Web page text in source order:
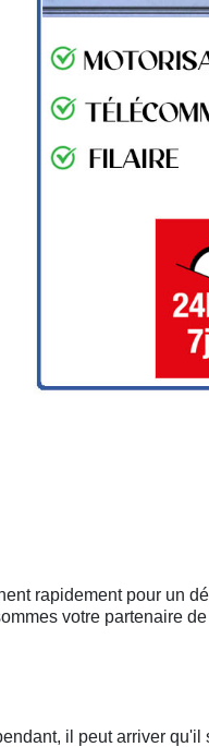
rapidement pour un
votre partenaire
il peut arriver